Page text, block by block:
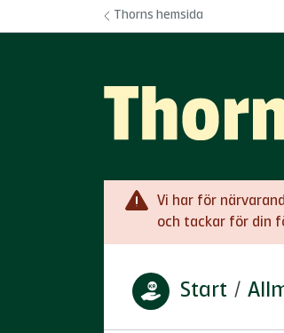
Hoppa till innehåll Thorns hemsida
Vi har för
och tackar för din
Du är här:Start /